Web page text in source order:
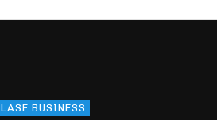
BUSINESS